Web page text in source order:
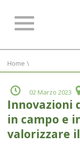
Home \
02 Marzo 2023
Innovazioni
in campo e
valorizzare